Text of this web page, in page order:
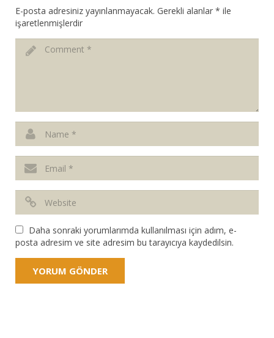
E-posta adresiniz yayınlanmayacak. Gerekli alanlar * ile
işaretlenmişlerdir
Daha sonraki yorumlarımda kullanılması için adım, e-
posta adresim ve site adresim bu tarayıcıya kaydedilsin.